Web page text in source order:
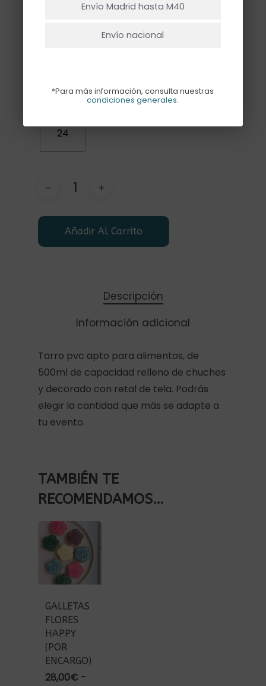
6 12 18
24
Añadir Al Carrito
Descripción
Información adicional
Tarro pvc apto para alimentos, de
500ml de capacidad relleno de chuches
y decorado con retal de tela. Podrás
elegir la cantidad que más se adapte a
tu evento.
TAMBIÉN TE
RECOMENDAMOS…
GALLETAS
FLORES
HAPPY
(POR
ENCARGO)
28,00€ -
Envío Madrid hasta M40
Envío nacional
*Para más información, consulta nuestras
condiciones generales.